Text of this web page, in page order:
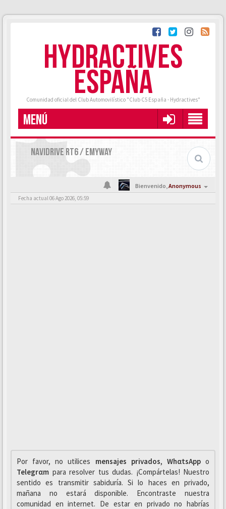
HYDRACTIVES
ESPAÑA
Comunidad oficial del Club Automovilístico "Club C5 España - Hydractives"
MENÚ
NAVIDRIVE RT6 / EMYWAY
Bienvenido,Anonymous
Fecha actual 06 Ago 2026, 05:59
Por favor, no utilices mensajes privados, WhαtsAppo
Telegrαm para resolver tus dudas. ¡Compártelas! Nuestro
sentido es transmitir sabiduría. Si lo haces en privado,
mañana no estará disponible. Encontraste nuestra
comunidad en internet. De estar en privado no habrías